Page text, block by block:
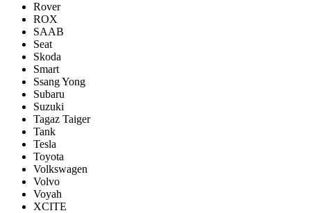
Rover
ROX
SAAB
Seat
Skoda
Smart
Ssang Yong
Subaru
Suzuki
Tagaz Taiger
Tank
Tesla
Toyota
Volkswagen
Volvo
Voyah
XCITE